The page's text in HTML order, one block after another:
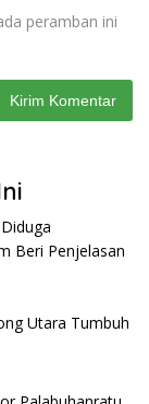
peramban ini
Beri Penjelasan
Utara Tumbuh